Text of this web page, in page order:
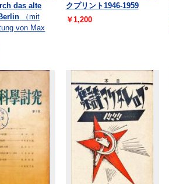
das alte
（mit
von Max
クプリント1946-1959
￥1,200